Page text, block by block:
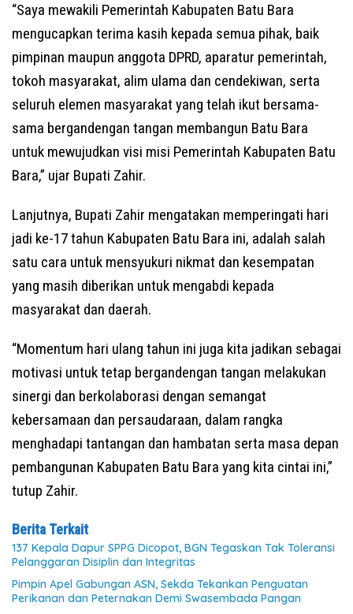
“Saya mewakili Pemerintah Kabupaten Batu Bara
mengucapkan terima kasih kepada semua pihak, baik
pimpinan maupun anggota DPRD, aparatur pemerintah,
tokoh masyarakat, alim ulama dan cendekiwan, serta
seluruh elemen masyarakat yang telah ikut bersama-
sama bergandengan tangan membangun Batu Bara
untuk mewujudkan visi misi Pemerintah Kabupaten Batu
Bara,” ujar Bupati Zahir.
Lanjutnya, Bupati Zahir mengatakan memperingati hari
jadi ke-17 tahun Kabupaten Batu Bara ini, adalah salah
satu cara untuk mensyukuri nikmat dan kesempatan
yang masih diberikan untuk mengabdi kepada
masyarakat dan daerah.
“Momentum hari ulang tahun ini juga kita jadikan sebagai
motivasi untuk tetap bergandengan tangan melakukan
sinergi dan berkolaborasi dengan semangat
kebersamaan dan persaudaraan, dalam rangka
menghadapi tantangan dan hambatan serta masa depan
pembangunan Kabupaten Batu Bara yang kita cintai ini,”
tutup Zahir.
Berita Terkait
137 Kepala Dapur SPPG Dicopot, BGN Tegaskan Tak Toleransi
Pelanggaran Disiplin dan Integritas
Pimpin Apel Gabungan ASN, Sekda Tekankan Penguatan
Perikanan dan Peternakan Demi Swasembada Pangan